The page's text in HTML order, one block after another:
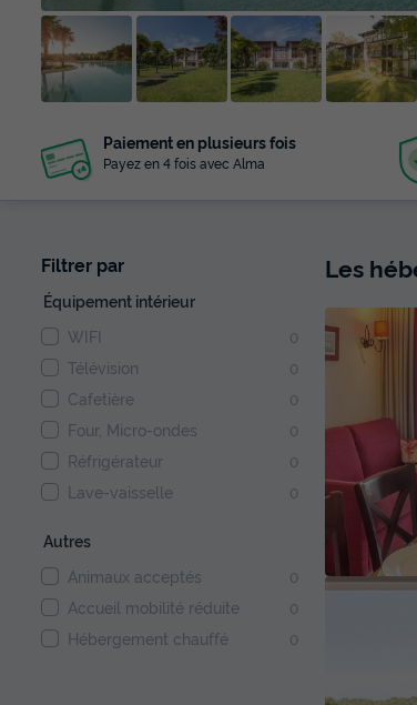
Paiement en plusieurs fois
Payez en 4 fois avec Alma
Filtrer par
Équipement intérieur
WIFI
0
Télévision 0
Cafetière 0
Four, Micro-ondes 0
Réfrigérateur 0
Lave-vaisselle 0
Autres
Animaux acceptés
0
Accueil mobilité réduite 0
Hébergement chauffé 0
Les